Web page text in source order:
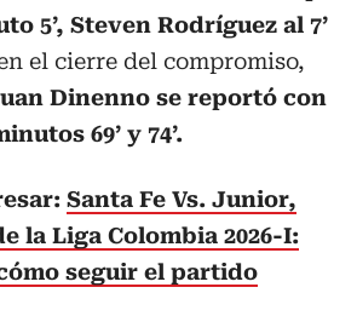
5’, Steven Rodríguez al 7’
el cierre del compromiso,
Dinenno se reportó con
69’ y 74’.
Santa Fe Vs. Junior,
la Liga Colombia 2026-I:
seguir el partido